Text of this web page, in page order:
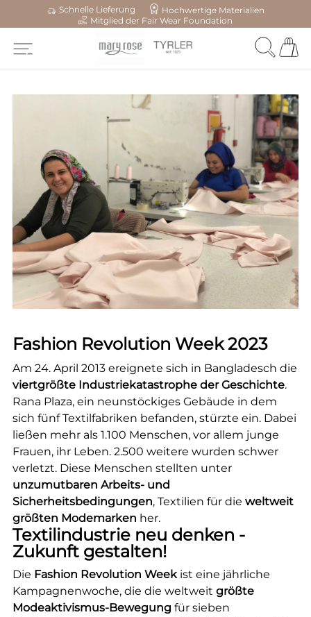
Schnelle Lieferung
Hochwertige Materialien
Mitglied der Fair Wear Foundation
Fashion Revolution Week 2023
Am 24. April 2013 ereignete sich in Bangladesch die
viertgrößte Industriekatastrophe der Geschichte.
Rana Plaza, ein neunstöckiges Gebäude in dem
sich fünf Textilfabriken befanden, stürzte ein. Dabei
ließen mehr als 1.100 Menschen, vor allem junge
Frauen, ihr Leben. 2.500 weitere wurden schwer
verletzt. Diese Menschen stellten unter
unzumutbaren Arbeits- und
Sicherheitsbedingungen, Textilien für die weltweit
größten Modemarken her.
Textilindustrie neu denken -
Zukunft gestalten!
Die Fashion Revolution Weekist eine jährliche
Kampagnenwoche, die die weltweit größte
Modeaktivismus-Bewegung für sieben